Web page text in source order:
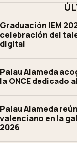
Graduación IEM
celebración del
digital
Palau Alameda
la ONCE dedicado
Palau Alameda
valenciano en la
2026